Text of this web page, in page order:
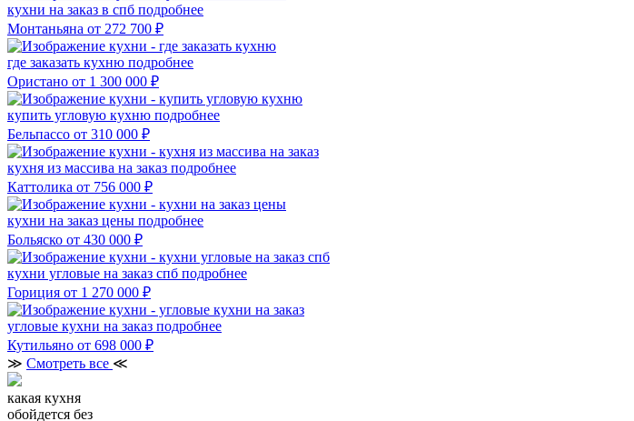
кухни на заказ в спб подробнее
Монтаньяна от 272 700 ₽
где заказать кухню подробнее
Ористано от 1 300 000 ₽
купить угловую кухню подробнее
Бельпассо от 310 000 ₽
кухня из массива на заказ подробнее
Каттолика от 756 000 ₽
кухни на заказ цены подробнее
Больяско от 430 000 ₽
кухни угловые на заказ спб подробнее
Гориция от 1 270 000 ₽
угловые кухни на заказ подробнее
Кутильяно от 698 000 ₽
≫ Смотреть все ≪
какая кухня
обойдется без